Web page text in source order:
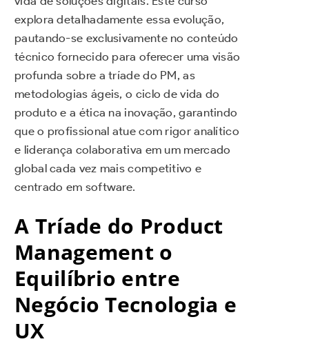
explora detalhadamente essa evolução,
pautando-se exclusivamente no conteúdo
técnico fornecido para oferecer uma visão
profunda sobre a tríade do PM, as
metodologias ágeis, o ciclo de vida do
produto e a ética na inovação, garantindo
que o profissional atue com rigor analítico
e liderança colaborativa em um mercado
global cada vez mais competitivo e
centrado em software.
A Tríade do Product
Management o
Equilíbrio entre
Negócio Tecnologia e
UX